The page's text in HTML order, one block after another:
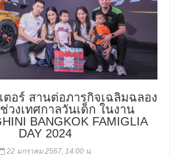
ตอร์ สานต่อภารกิจเฉลิมฉลอง
วงเทศกาลวันเด็ก ในงาน
BANGKOK FAMIGLIA
DAY 2024
22 มกราคม 2567, 14:00 น.